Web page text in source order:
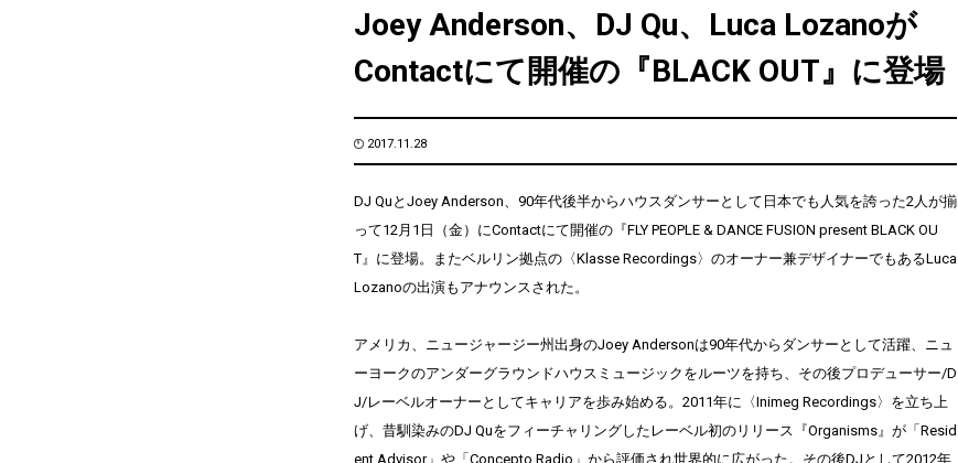
Joey Anderson、DJ Qu、Luca Lozanoが
Contactにて開催の『BLACK OUT』に登場
2017.11.28
DJ QuとJoey Anderson、90年代後半からハウスダンサーとして日本でも人気を誇った2人が揃
って12月1日（金）にContactにて開催の『FLY PEOPLE & DANCE FUSION present BLACK OU
T』に登場。またベルリン拠点の〈Klasse Recordings〉のオーナー兼デザイナーでもあるLuca
Lozanoの出演もアナウンスされた。
アメリカ、ニュージャージー州出身のJoey Andersonは90年代からダンサーとして活躍、ニュ
ーヨークのアンダーグラウンドハウスミュージックをルーツを持ち、その後プロデューサー/D
J/レーベルオーナーとしてキャリアを歩み始める。2011年に〈Inimeg Recordings〉を立ち上
げ、昔馴染みのDJ Quをフィーチャリングしたレーベル初のリリース『Organisms』が「Resid
ent Advisor」や「Concepto Radio」から評価され世界的に広がった。その後DJとして2012年